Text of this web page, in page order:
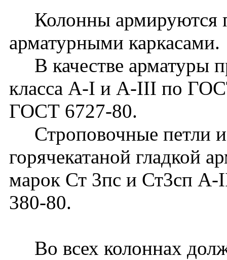
Колонны армируются
арматурными каркасами.
В качестве арматуры
класса A-I и A-III по
ГОСТ 6727-80.
Строповочные петли
горячекатаной гладкой
марок Ст 3пс и Ст3сп
380-80.
Во всех колоннах